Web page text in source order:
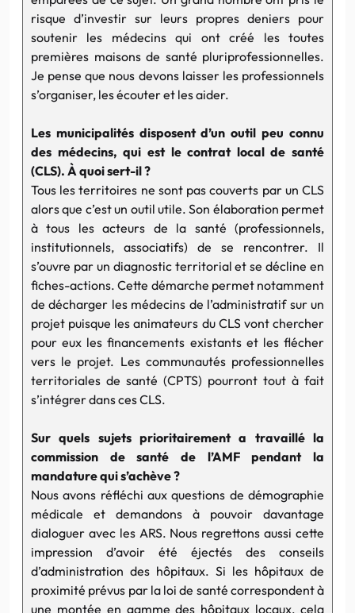
risque d’investir sur leurs propres deniers pour
soutenir les médecins qui ont créé les toutes
premières maisons de santé pluriprofessionnelles.
Je pense que nous devons laisser les professionnels
s’organiser, les écouter et les aider.
Les municipalités disposent d’un outil peu connu
des médecins, qui est le contrat local de santé
(CLS). À quoi sert-il ?
Tous les territoires ne sont pas couverts par un CLS
alors que c’est un outil utile. Son élaboration permet
à tous les acteurs de la santé (professionnels,
institutionnels, associatifs) de se rencontrer. Il
s’ouvre par un diagnostic territorial et se décline en
fiches-actions. Cette démarche permet notamment
de décharger les médecins de l’administratif sur un
projet puisque les animateurs du CLS vont chercher
pour eux les financements existants et les flécher
vers le projet. Les communautés professionnelles
territoriales de santé (CPTS) pourront tout à fait
s’intégrer dans ces CLS.
Sur quels sujets prioritairement a travaillé la
commission de santé de l’AMF pendant la
mandature qui s’achève ?
Nous avons réfléchi aux questions de démographie
médicale et demandons à pouvoir davantage
dialoguer avec les ARS. Nous regrettons aussi cette
impression d’avoir été éjectés des conseils
d’administration des hôpitaux. Si les hôpitaux de
proximité prévus par la loi de santé correspondent à
une montée en gamme des hôpitaux locaux, cela